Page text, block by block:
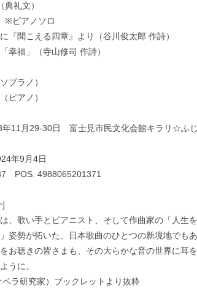
礼文）
ピアノソロ
『聞こえる四章』より（谷川俊太郎 作詩）
幸福」（寺山修司 作詩）
プラノ）
ピアノ）
年11月29-30日 富士見市民文化会館キラリ☆ふ
年9月4日
POS. 4988065201371
]
は、歌い手とピアニスト、そして作曲家の「人生
姿勢が拓いた、日本歌曲のひとつの新境地でも
お聴きの皆さまも、その大らかな音の世界に耳
うに。
ペラ研究家）ブックレットより抜粋